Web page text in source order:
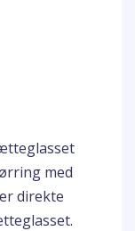
med
direkte